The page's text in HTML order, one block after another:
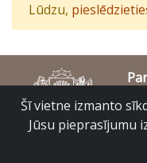
Lūdzu,
©
Šī vietne izmanto
Jūsu pieprasījumu